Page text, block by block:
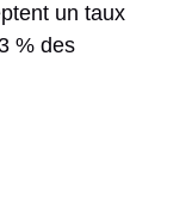
un taux
% des